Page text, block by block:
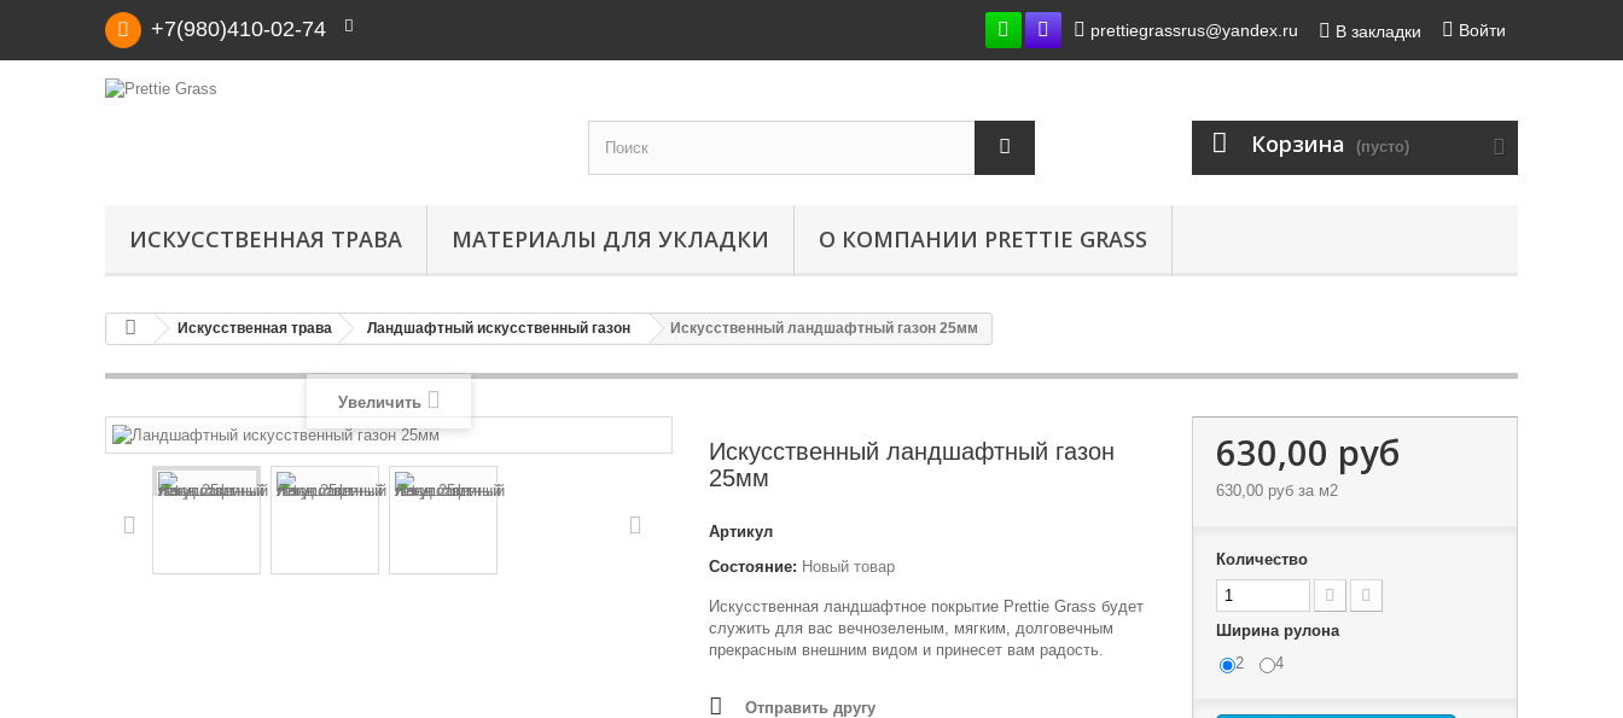
+7(980)410-02-74   В закладки Войти
prettiegrassrus@yandex.ru
Корзина (пусто)
ИСКУССТВЕННАЯ ТРАВА МАТЕРИАЛЫ ДЛЯ УКЛАДКИ О КОМПАНИИ PRETTIE GRASS
Искусственная трава Ландшафтный искусственный газон Искусственный ландшафтный газон 25мм
Увеличить
Искусственный ландшафтный газон
25мм
Артикул
Состояние: Новый товар
Искусственная ландшафтное покрытие Prettie Grass будет
служить для вас вечнозеленым, мягким, долговечным
прекрасным внешним видом и принесет вам радость.
Отправить другу
630,00 руб
630,00 рубза м2
Количество
Ширина рулона
2
4